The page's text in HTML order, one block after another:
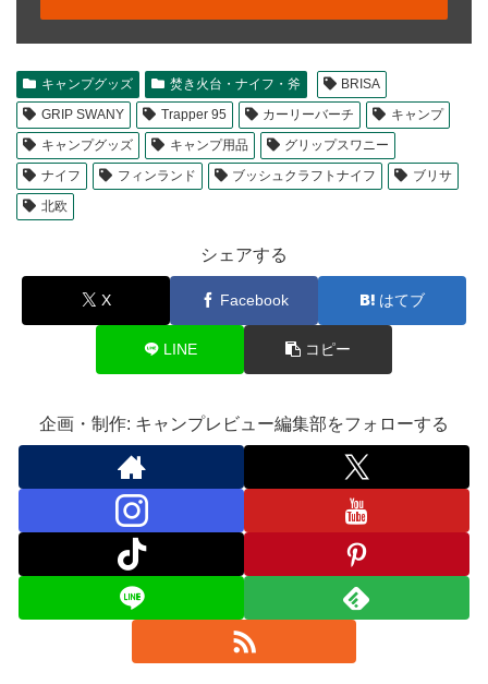
キャンプグッズ 焚き火台・ナイフ・斧
BRISA
GRIP SWANY
Trapper 95 カーリーバーチ
キャンプ
キャンプグッズ
キャンプ用品
グリップスワニー
ナイフ
フィンランド ブッシュクラフトナイフ
ブリサ
北欧
シェアする
X Facebook はてブ
LINE コピー
企画・制作: キャンプレビュー編集部をフォローする